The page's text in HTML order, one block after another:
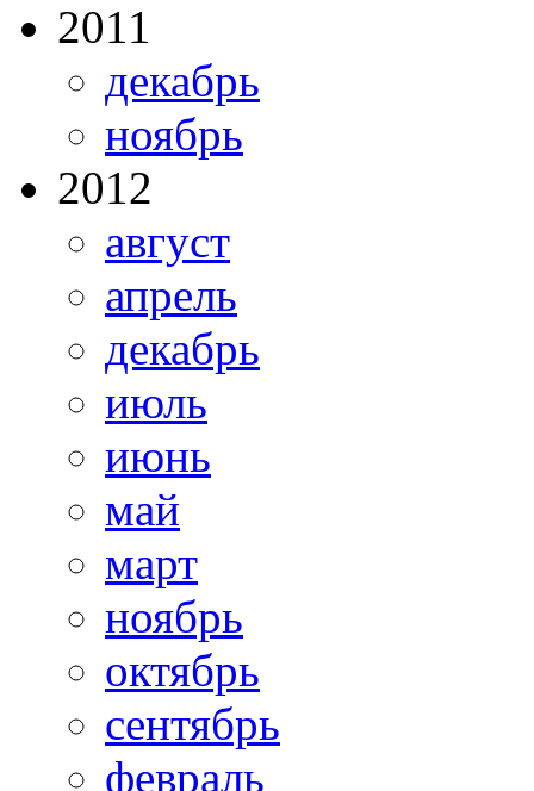
2011
декабрь
ноябрь
2012
август
апрель
декабрь
июль
июнь
май
март
ноябрь
октябрь
сентябрь
февраль